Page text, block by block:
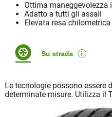
Ottima maneggevolezza
Adatto a tutti gli assali
Elevata resa chilometrica
Su strada
Le tecnologie possono essere
determinate misure. Utilizza il